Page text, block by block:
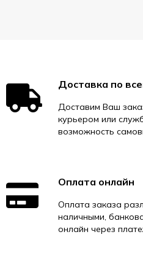
Доставка по
Доставим Ваш
курьером или
возможность
Оплата онлайн
Оплата заказа
наличными,
онлайн через